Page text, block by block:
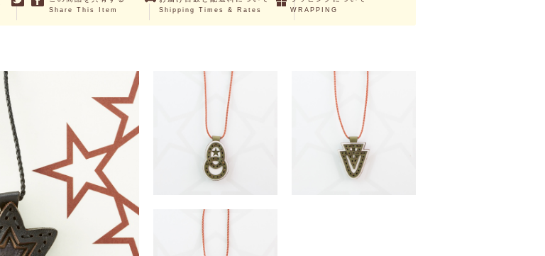
Share This Item Shipping Times & Rates WRAPPING
OTILA
￥3,520 （税込）